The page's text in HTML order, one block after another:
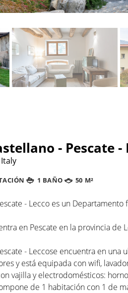
- Pescate -
1 BAÑO 50 M²
- Lecco es un
en Pescate en la provincia de
- Leccose encuentra en una
y está equipada con wifi,
vajilla y electrodomésticos:
de 1 habitación con 1 de